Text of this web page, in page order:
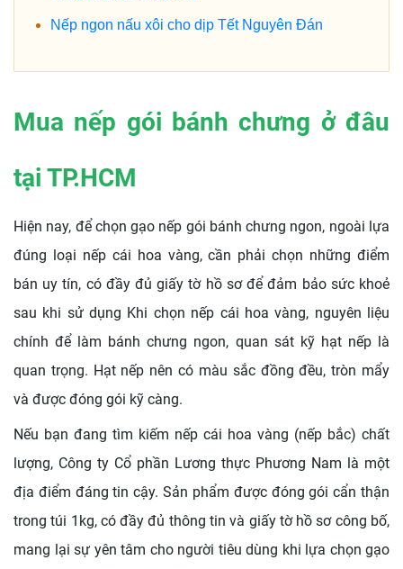
Nếp ngon nấu xôi cho dịp Tết Nguyên Đán
Mua nếp gói bánh chưng ở đâu
tại TP.HCM
Hiện nay, để chọn gạo nếp gói bánh chưng ngon, ngoài lựa
đúng loại nếp cái hoa vàng, cần phải chọn những điểm
bán uy tín, có đầy đủ giấy tờ hồ sơ để đảm bảo sức khoẻ
sau khi sử dụng Khi chọn nếp cái hoa vàng, nguyên liệu
chính để làm bánh chưng ngon, quan sát kỹ hạt nếp là
quan trọng. Hạt nếp nên có màu sắc đồng đều, tròn mẩy
và được đóng gói kỹ càng.
Nếu bạn đang tìm kiếm nếp cái hoa vàng (nếp bắc) chất
lượng, Công ty Cổ phần Lương thực Phương Nam là một
địa điểm đáng tin cậy. Sản phẩm được đóng gói cẩn thận
trong túi 1kg, có đầy đủ thông tin và giấy tờ hồ sơ công bố,
mang lại sự yên tâm cho người tiêu dùng khi lựa chọn gạo